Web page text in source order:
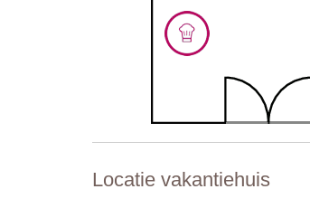
Locatie vakantiehuis